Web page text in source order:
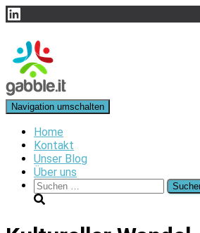
LinkedIn
Navigation umschalten
Home
Kontakt
Unser Blog
Über uns
Suchen
nach: